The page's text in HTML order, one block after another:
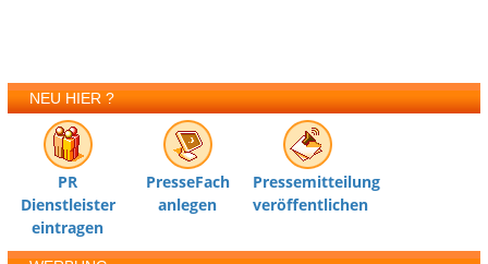
NEU HIER ?
PR
Dienstleister
eintragen
PresseFach
anlegen
Pressemitteilung
veröffentlichen